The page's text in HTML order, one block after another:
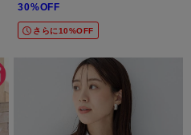
30%OFF
さらに10%OFF